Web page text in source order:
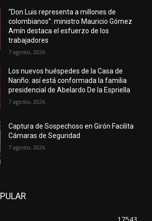
“Don Luis representa a millones de
colombianos”: ministro Mauricio Gómez
Amín destaca el esfuerzo de los
trabajadores
7 agosto, 2026
Los nuevos huéspedes de la Casa de
Nariño: así está conformada la familia
presidencial de Abelardo De la Espriella
7 agosto, 2026
Captura de Sospechoso en Girón Facilita
Cámaras de Seguridad
7 agosto, 2026